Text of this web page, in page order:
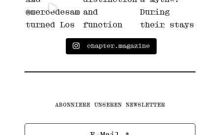
chapter.magazine
ABONNIERE UNSEREN NEWSLETTER